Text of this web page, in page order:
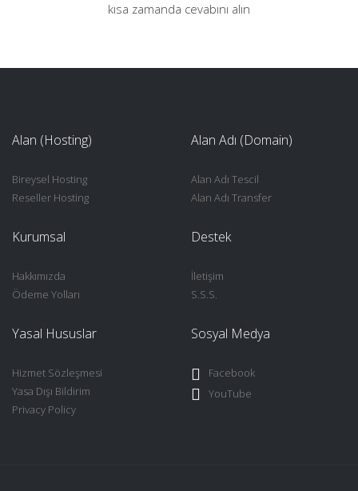
kısa zamanda cevabını alın
Alan (Hosting)
Bireysel Hosting
Reseller Hosting
Alan Adı (Domain)
Alan Adı Tescil
Alan Adı Transfer
Kurumsal
Hakkımızda
Ödeme Yolları
Destek
İletişim
S.S.S.
Yasal Hususlar
Hizmet Sözleşmesi
Yasa Dışı Bildirim
Privacy Policy
Sosyal Medya
Facebook
YouTube